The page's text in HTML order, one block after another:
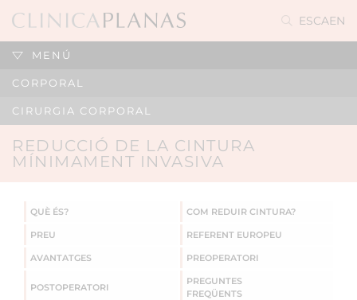
ESCAEN
MENÚ
CORPORAL
CIRURGIA CORPORAL
REDUCCIÓ DE LA CINTURA
MÍNIMAMENT INVASIVA
QUÈ ÉS? COM REDUIR CINTURA?
PREU REFERENT EUROPEU
AVANTATGES PREOPERATORI
POSTOPERATORI
PREGUNTES
FREQÜENTS